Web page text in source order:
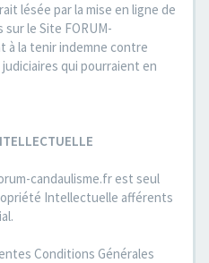
lésée par la mise en ligne de
le Site FORUM-
à la tenir indemne contre
qui pourraient en
candaulisme.fr est seul
Intellectuelle afférents
Conditions Générales